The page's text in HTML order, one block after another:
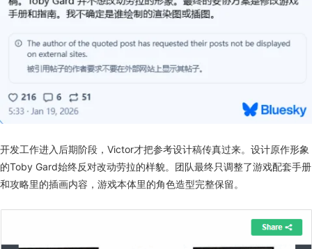
开发工作进入后期阶段，Victor才把参考设计稿传真过来。设计原作形象
的Toby Gard始终反对改动劳拉的样貌。团队最终只调整了游戏配套手册
和攻略里的插画内容，游戏本体里的角色造型完整保留。